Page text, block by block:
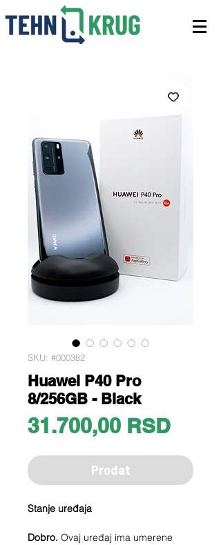
SKU: #000382
Huawei P40 Pro
8/256GB - Black
31.700,00 RSDPrice
Prodat
Stanje uređaja
Dobro. Ovaj uređaj ima umerene